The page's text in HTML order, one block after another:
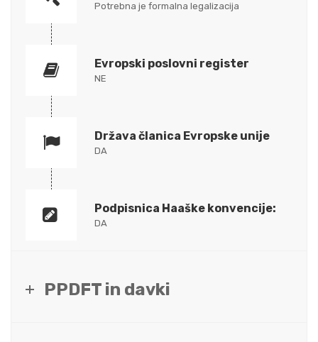
Potrebna je formalna legalizacija
Evropski poslovni register
NE
Država članica Evropske unije
DA
Podpisnica Haaške konvencije:
DA
PPDFT in davki